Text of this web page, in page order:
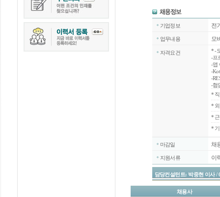
기업정보 전
업무내용 모
자격요건 *-
-프
-앱
-
-
-협
*
*
*
*
마감일 채
지원서류 이
담당컨설턴트: 박중현 이사 /
채용사